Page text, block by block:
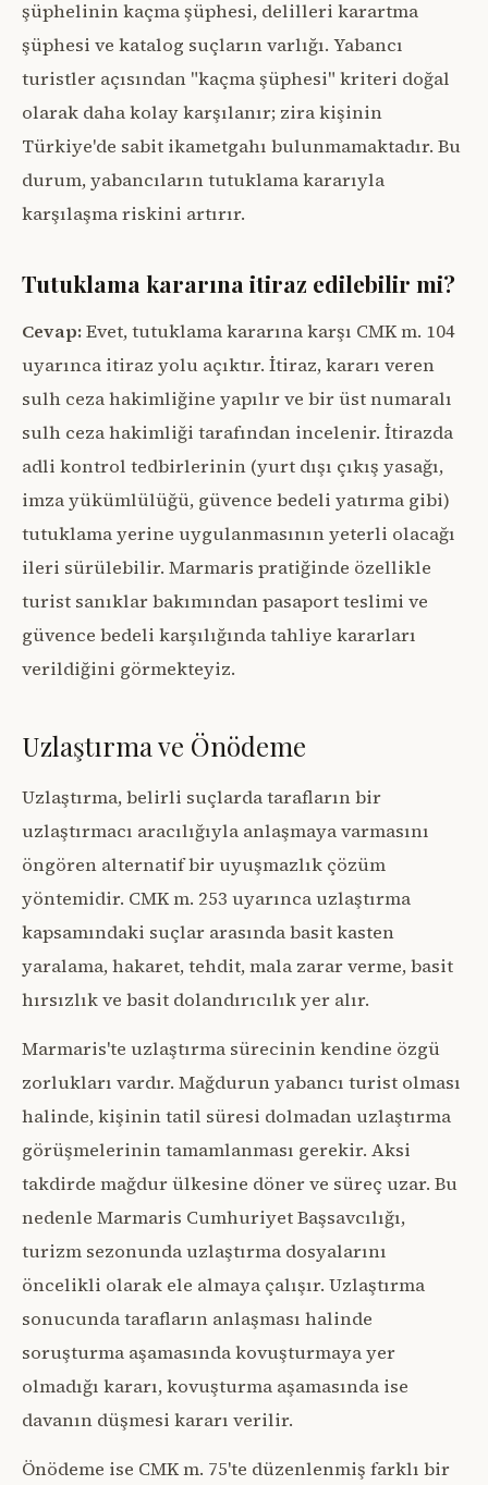
şüphelinin kaçma şüphesi, delilleri karartma
şüphesi ve katalog suçların varlığı. Yabancı
turistler açısından "kaçma şüphesi" kriteri doğal
olarak daha kolay karşılanır; zira kişinin
Türkiye'de sabit ikametgahı bulunmamaktadır. Bu
durum, yabancıların tutuklama kararıyla
karşılaşma riskini artırır.
Tutuklama kararına itiraz edilebilir mi?
Cevap:Evet, tutuklama kararına karşı CMK m. 104
uyarınca itiraz yolu açıktır. İtiraz, kararı veren
sulh ceza hakimliğine yapılır ve bir üst numaralı
sulh ceza hakimliği tarafından incelenir. İtirazda
adli kontrol tedbirlerinin (yurt dışı çıkış yasağı,
imza yükümlülüğü, güvence bedeli yatırma gibi)
tutuklama yerine uygulanmasının yeterli olacağı
ileri sürülebilir. Marmaris pratiğinde özellikle
turist sanıklar bakımından pasaport teslimi ve
güvence bedeli karşılığında tahliye kararları
verildiğini görmekteyiz.
Uzlaştırma ve Önödeme
Uzlaştırma, belirli suçlarda tarafların bir
uzlaştırmacı aracılığıyla anlaşmaya varmasını
öngören alternatif bir uyuşmazlık çözüm
yöntemidir. CMK m. 253 uyarınca uzlaştırma
kapsamındaki suçlar arasında basit kasten
yaralama, hakaret, tehdit, mala zarar verme, basit
hırsızlık ve basit dolandırıcılık yer alır.
Marmaris'te uzlaştırma sürecinin kendine özgü
zorlukları vardır. Mağdurun yabancı turist olması
halinde, kişinin tatil süresi dolmadan uzlaştırma
görüşmelerinin tamamlanması gerekir. Aksi
takdirde mağdur ülkesine döner ve süreç uzar. Bu
nedenle Marmaris Cumhuriyet Başsavcılığı,
turizm sezonunda uzlaştırma dosyalarını
öncelikli olarak ele almaya çalışır. Uzlaştırma
sonucunda tarafların anlaşması halinde
soruşturma aşamasında kovuşturmaya yer
olmadığı kararı, kovuşturma aşamasında ise
davanın düşmesi kararı verilir.
Önödeme ise CMK m. 75'te düzenlenmiş farklı bir